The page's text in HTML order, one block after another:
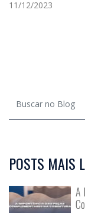
11/12/2023
POSTS MAIS
A